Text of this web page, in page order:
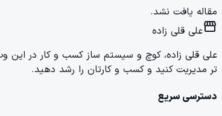
مقاله یافت نشد.
storefrontعلی قلی زاده
علی قلی زاده، کوچ و سیستم ساز کسب و کار در این
تر مدیریت کنید و کسب و کارتان را رشد دهید.
دسترسی سریع